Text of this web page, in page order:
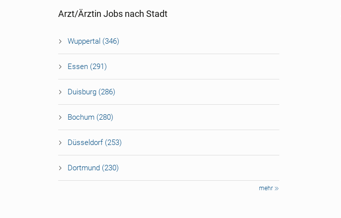
Arzt/Ärztin Jobs nach Stadt
Wuppertal (346)
Essen (291)
Duisburg (286)
Bochum (280)
Düsseldorf (253)
Dortmund (230)
mehr